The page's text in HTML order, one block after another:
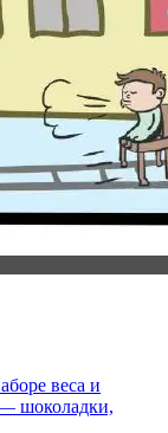
веса и
— шоколадки,